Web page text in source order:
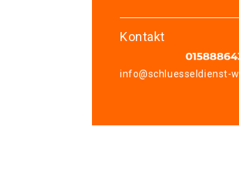
Kontakt
info@schluesseldienst-